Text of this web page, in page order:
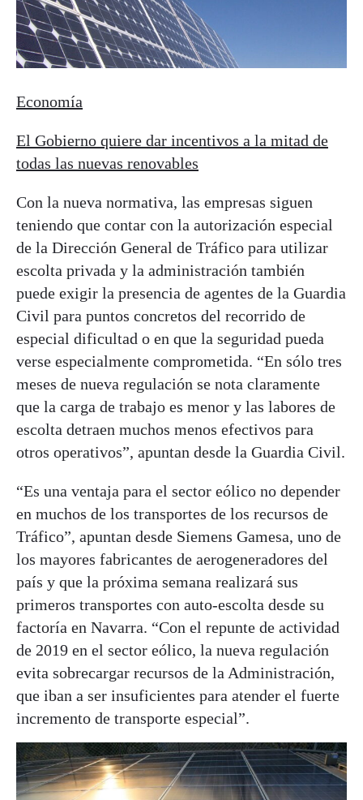
Economía
El Gobierno quiere dar incentivos a la mitad de
todas las nuevas renovables
Con la nueva normativa, las empresas siguen
teniendo que contar con la autorización especial
de la Dirección General de Tráfico para utilizar
escolta privada y la administración también
puede exigir la presencia de agentes de la Guardia
Civil para puntos concretos del recorrido de
especial dificultad o en que la seguridad pueda
verse especialmente comprometida. “En sólo tres
meses de nueva regulación se nota claramente
que la carga de trabajo es menor y las labores de
escolta detraen muchos menos efectivos para
otros operativos”, apuntan desde la Guardia Civil.
“Es una ventaja para el sector eólico no depender
en muchos de los transportes de los recursos de
Tráfico”, apuntan desde Siemens Gamesa, uno de
los mayores fabricantes de aerogeneradores del
país y que la próxima semana realizará sus
primeros transportes con auto-escolta desde su
factoría en Navarra. “Con el repunte de actividad
de 2019 en el sector eólico, la nueva regulación
evita sobrecargar recursos de la Administración,
que iban a ser insuficientes para atender el fuerte
incremento de transporte especial”.